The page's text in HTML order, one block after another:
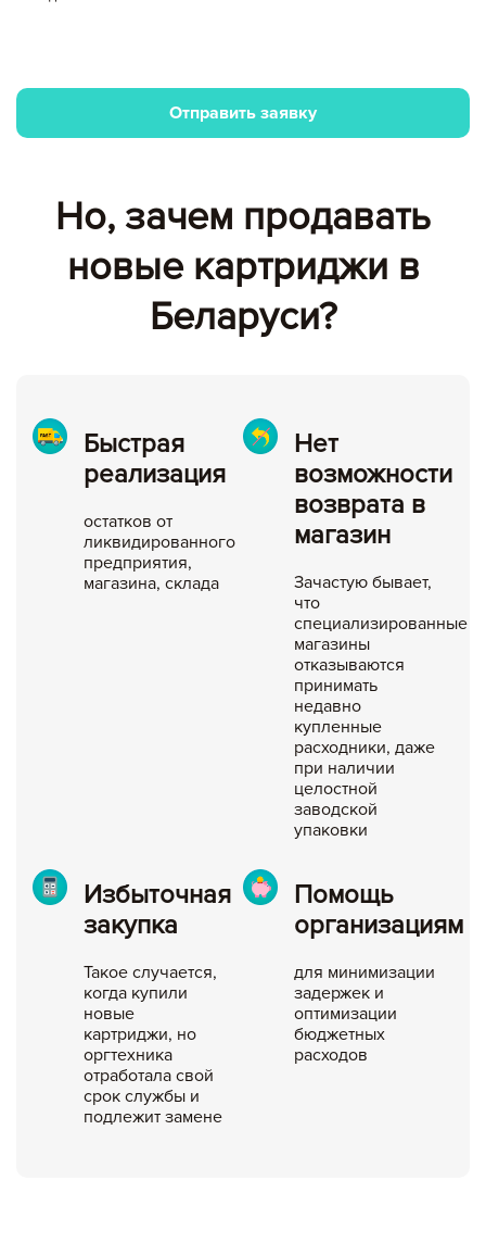
Отправить заявку
Но, зачем продавать
новые картриджи в
Беларуси?
Быстрая
реализация
остатков от
ликвидированного
предприятия,
магазина, склада
Нет
возможности
возврата в
магазин
Зачастую бывает,
что
специализированные
магазины
отказываются
принимать
недавно
купленные
расходники, даже
при наличии
целостной
заводской
упаковки
Избыточная
закупка
Такое случается,
когда купили
новые
картриджи, но
оргтехника
отработала свой
срок службы и
подлежит замене
Помощь
организациям
для минимизации
задержек и
оптимизации
бюджетных
расходов
Вы добавили в корзину
руб
Кол-во
картриджей на сумму:
null руб.
Оформление заявки
Сохранить и продолжить работу с прайс-листом